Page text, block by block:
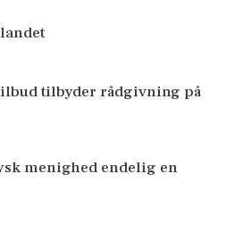
tilbyder rådgivning på
menighed endelig en